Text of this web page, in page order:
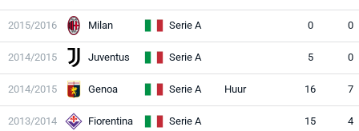
2015/2016 Milan Serie A 0 0
2014/2015 Juventus Serie A 5 0
2014/2015 Genoa Serie A Huur 16 7
2013/2014 Fiorentina Serie A 15 4